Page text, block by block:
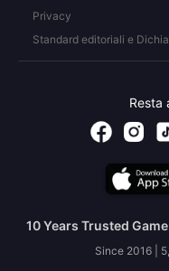
Privacy
Standard editoriali e
Resta
10 Years Trusted
Since 2016 |